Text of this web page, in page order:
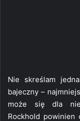
Nie skreślam
bajeczny –
może się dla
Rockhold